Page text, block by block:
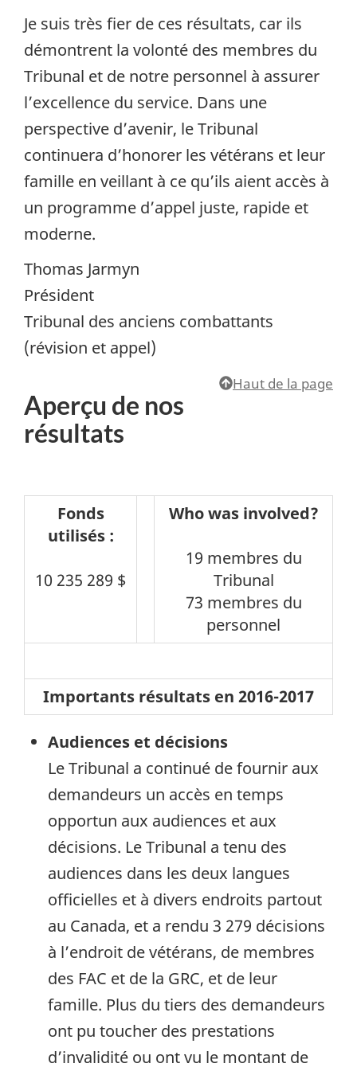
Je suis très fier de ces résultats, car ils
démontrent la volonté des membres du
Tribunal et de notre personnel à assurer
l’excellence du service. Dans une
perspective d’avenir, le Tribunal
continuera d’honorer les vétérans et leur
famille en veillant à ce qu’ils aient accès à
un programme d’appel juste, rapide et
moderne.
Thomas Jarmyn
Président
Tribunal des anciens combattants
(révision et appel)
Haut de la page
Aperçu de nos
résultats
Fonds
utilisés :
10 235 289 $
Who was involved?
19 membres du
Tribunal
73 membres du
personnel
Importants résultats en 2016-2017
Audiences et décisions
Le Tribunal a continué de fournir aux
demandeurs un accès en temps
opportun aux audiences et aux
décisions. Le Tribunal a tenu des
audiences dans les deux langues
officielles et à divers endroits partout
au Canada, et a rendu 3 279 décisions
à l’endroit de vétérans, de membres
des FAC et de la GRC, et de leur
famille. Plus du tiers des demandeurs
ont pu toucher des prestations
d’invalidité ou ont vu le montant de